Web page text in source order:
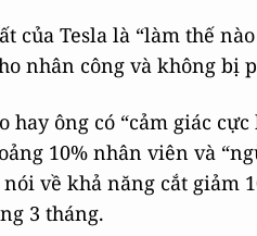
của Tesla là “làm thế
nhân công và không bị
hay ông có “cảm giác
10% nhân viên và
về khả năng cắt giảm
3 tháng.